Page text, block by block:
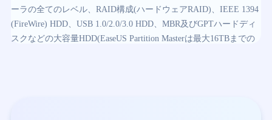
ーラの全てのレベル、RAID構成(ハードウェアRAID)、IEEE 1394
(FireWire) HDD、USB 1.0/2.0/3.0 HDD、MBR及びGPTハードディ
スクなどの大容量HDD(EaseUS Partition Masterは最大16TBまでの